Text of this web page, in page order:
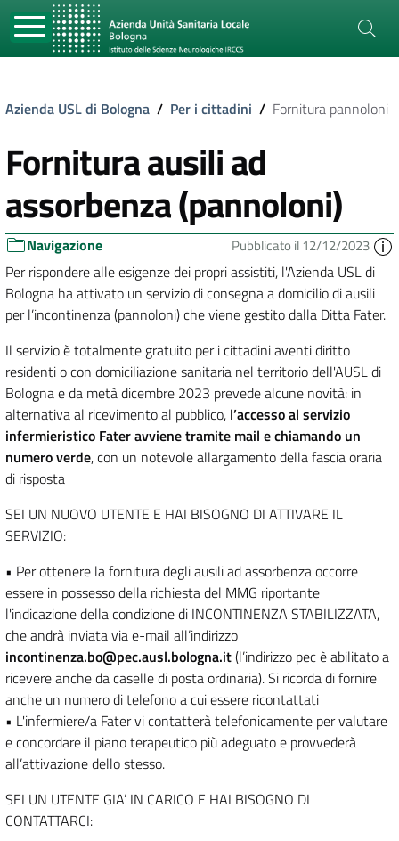
Azienda USL di Bologna / Per i cittadini / Fornitura pannoloni
Fornitura ausili ad
assorbenza (pannoloni)
Navigazione Pubblicato il 12/12/2023
Per rispondere alle esigenze dei propri assistiti, l'Azienda USL di
Bologna ha attivato un servizio di consegna a domicilio di ausili
per l’incontinenza (pannoloni) che viene gestito dalla Ditta Fater.
Il servizio è totalmente gratuito per i cittadini aventi diritto
residenti o con domiciliazione sanitaria nel territorio dell'AUSL di
Bologna e da metà dicembre 2023 prevede alcune novità: in
alternativa al ricevimento al pubblico, l’accesso al servizio
infermieristico Fater avviene tramite mail e chiamando un
numero verde, con un notevole allargamento della fascia oraria
di risposta
SEI UN NUOVO UTENTE E HAI BISOGNO DI ATTIVARE IL
SERVIZIO:
• Per ottenere la fornitura degli ausili ad assorbenza occorre
essere in possesso della richiesta del MMG riportante
l'indicazione della condizione di INCONTINENZA STABILIZZATA,
che andrà inviata via e-mail all’indirizzo
incontinenza.bo@pec.ausl.bologna.it(l’indirizzo pec è abilitato a
ricevere anche da caselle di posta ordinaria). Si ricorda di fornire
anche un numero di telefono a cui essere ricontattati
• L'infermiere/a Fater vi contatterà telefonicamente per valutare
e concordare il piano terapeutico più adeguato e provvederà
all’attivazione dello stesso.
SEI UN UTENTE GIA’ IN CARICO E HAI BISOGNO DI
CONTATTARCI: